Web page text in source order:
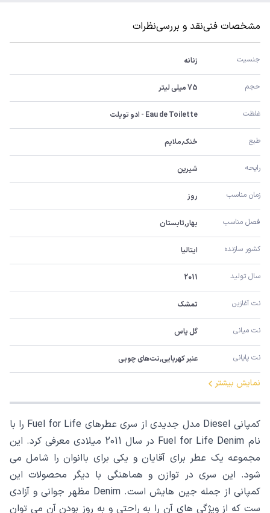
مشخصات فنینقد و بررسینظرات
جنسیت زنانه
حجم 75 میلی لیتر
غلظت Eau de Toilette - ادو تویلت
طبع خنک,ملایم
رایحه شیرین
زمان مناسب روز
فصل مناسب بهار,تابستان
کشور سازنده ایتالیا
سال تولید 2011
نت آغازین تمشک
نت میانی گل یاس
نت پایانی عنبر کهربایی,نت‌های چوبی
نمایش بیشتر
کمپانی Diesel مدل جدیدی از سری عطرهای Fuel for Life را با
نام Fuel for Life Denim در سال 2011 میلادی معرفی کرد. این
مجموعه یک عطر برای آقایان و یکی برای باانوان را شامل می
شود. این سری در توازن و هماهنگی با دیگر محصولات این
کمپانی از جمله جین هایش است. Denim مظهر جوانی و آزادی
ست که از ویژگی های آن را به راحتی و به روز بودن آن می توان